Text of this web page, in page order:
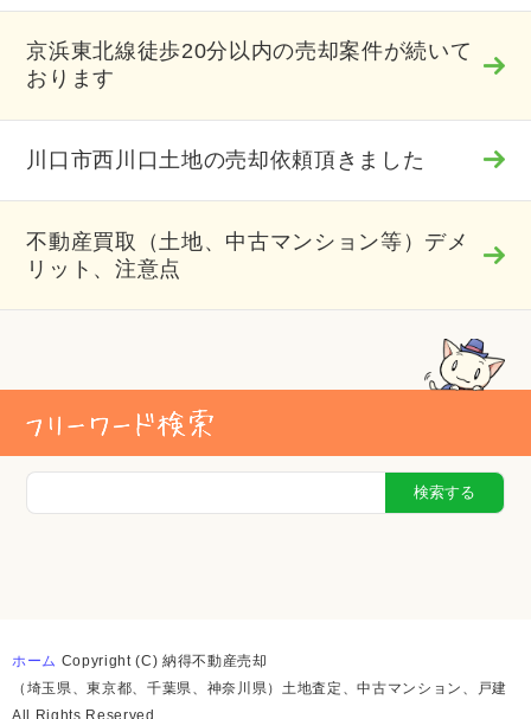
京浜東北線徒歩20分以内の売却案件が続いて
おります
川口市西川口土地の売却依頼頂きました
不動産買取（土地、中古マンション等）デメ
リット、注意点
ホーム Copyright (C) 納得不動産売却
（埼玉県、東京都、千葉県、神奈川県）土地査定、中古マンション、戸建
All Rights Reserved.